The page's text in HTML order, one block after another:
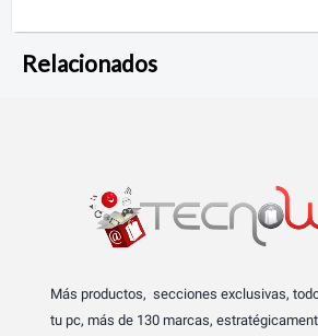
Relacionados
Más productos, secciones exclusivas,
tu pc, más de 130 marcas,